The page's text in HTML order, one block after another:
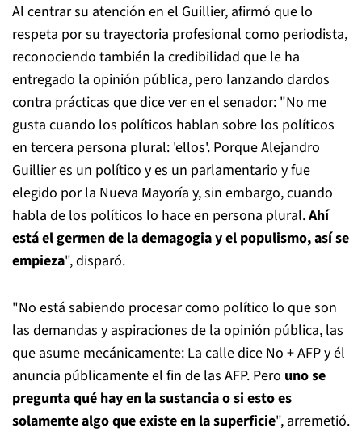
Al centrar su atención en el Guillier, afirmó que lo
respeta por su trayectoria profesional como periodista,
reconociendo también la credibilidad que le ha
entregado la opinión pública, pero lanzando dardos
contra prácticas que dice ver en el senador: "No me
gusta cuando los políticos hablan sobre los políticos
en tercera persona plural: 'ellos'. Porque Alejandro
Guillier es un político y es un parlamentario y fue
elegido por la Nueva Mayoría y, sin embargo, cuando
habla de los políticos lo hace en persona plural.Ahí
está el germen de la demagogia y el populismo, así se
empieza", disparó.
"No está sabiendo procesar como político lo que son
las demandas y aspiraciones de la opinión pública, las
que asume mecánicamente: La calle dice No + AFP y él
anuncia públicamente el fin de las AFP. Pero uno se
pregunta qué hay en la sustancia o si esto es
solamente algo que existe en la superficie", arremetió.